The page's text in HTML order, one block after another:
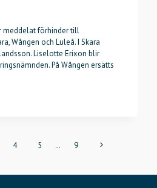
meddelat förhinder till
Wången och Luleå. I Skara
Liselotte Erixon blir
På Wången ersätts
4 5 … 9
Nästa